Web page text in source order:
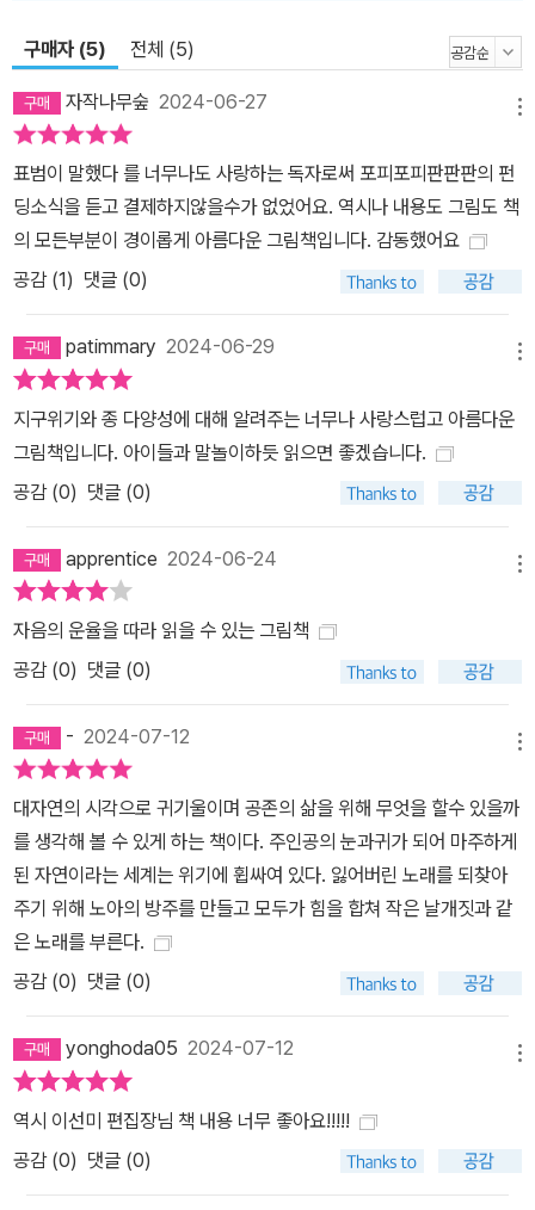
서리가 없고, 오로지 곡선만 있다. 『판판판 포피포피 판판판』은 처음
부터 끝까지 둥글고 부드러운 선으로 이야기를 풀어 간다. 책 어디에
도 뾰족한 모서리나, 곧게 뻗은 직선은 없다. 둥근 선으로 그려진 그림
은 이야기에 생태적 감수성을 불어넣고, 자연에 대한 경외심이 느껴
질 만큼 우아함을 더한다. 특히, 워렌의 작은 방에서 모든 생명체가 함
께 판의 노래를 부르는 장면은 “판판판, 포피포피, 판판판” 하는 노랫
다. 방금 물을 먹인 듯한 부드러운 수채화 속에서, 강렬한 형광 별색이
일과 구성 방식이 눈에 띄는 그림책이다. 워렌의 작은 방에서 새로운
신화가 시작되는 『판판판 포피포피 판판판』 속으로 함께 들어가 보
자.
구매자 (5) 전체 (5)
자작나무숲 2024-06-27
표범이 말했다 를 너무나도 사랑하는 독자로써 포피포피판판판의 펀
딩소식을 듣고 결제하지않을수가 없었어요. 역시나 내용도 그림도 책
의 모든부분이 경이롭게 아름다운 그림책입니다. 감동했어요
공감 (1) 댓글 (0)
patimmary 2024-06-29
지구위기와 종 다양성에 대해 알려주는 너무나 사랑스럽고 아름다운
그림책입니다. 아이들과 말놀이하듯 읽으면 좋겠습니다.
공감 (0) 댓글 (0)
apprentice 2024-06-24
자음의 운율을 따라 읽을 수 있는 그림책
공감 (0) 댓글 (0)
- 2024-07-12
대자연의 시각으로 귀기울이며 공존의 삶을 위해 무엇을 할수 있을까
를 생각해 볼 수 있게 하는 책이다. 주인공의 눈과귀가 되어 마주하게
된 자연이라는 세계는 위기에 휩싸여 있다. 잃어버린 노래를 되찾아
주기 위해 노아의 방주를 만들고 모두가 힘을 합쳐 작은 날개짓과 같
은 노래를 부른다.
공감 (0) 댓글 (0)
yonghoda05 2024-07-12
역시 이선미 편집장님 책 내용 너무 좋아요!!!!!
공감 (0) 댓글 (0)